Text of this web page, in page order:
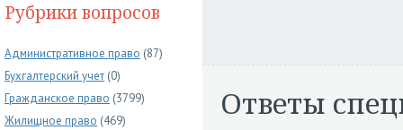
Рубрики вопросов
Административное право (87)
Бухгалтерский учет (0)
Гражданское право (3799)
Жилищное право (469)
Ответы